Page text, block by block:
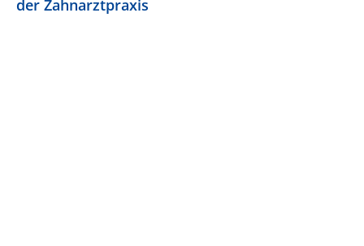
der Zahnarztpraxis